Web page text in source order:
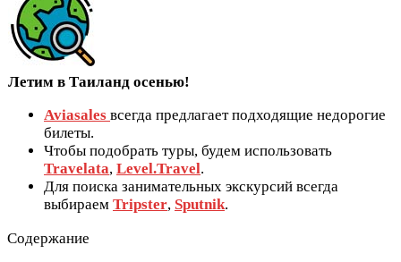
Летим в Таиланд осенью!
Aviasales всегда предлагает подходящие недорогие
билеты.
Чтобы подобрать туры, будем использовать
Travelata, Level.Travel.
Для поиска занимательных экскурсий всегда
выбираем Tripster, Sputnik.
Содержание